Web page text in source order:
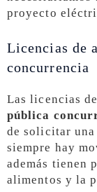
proyecto
Licencias de
concurrencia
Las licencias
pública
de solicitar
siempre hay
además tienen
alimentos y la